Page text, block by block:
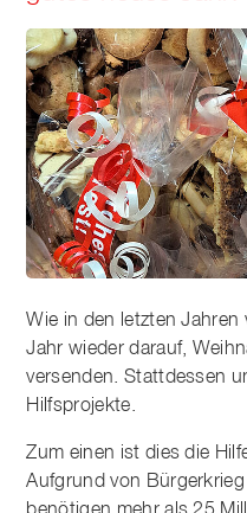
Wie in den letzten
Jahr wieder darauf,
versenden. Stattdessen
Hilfsprojekte.
Zum einen ist dies die
Aufgrund von